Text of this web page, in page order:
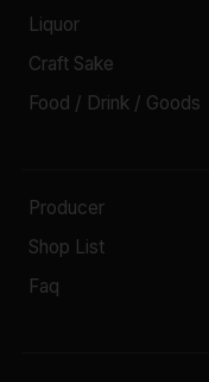
Liquor
Craft Sake
Food / Drink / Goods
Producer
Shop List
Faq